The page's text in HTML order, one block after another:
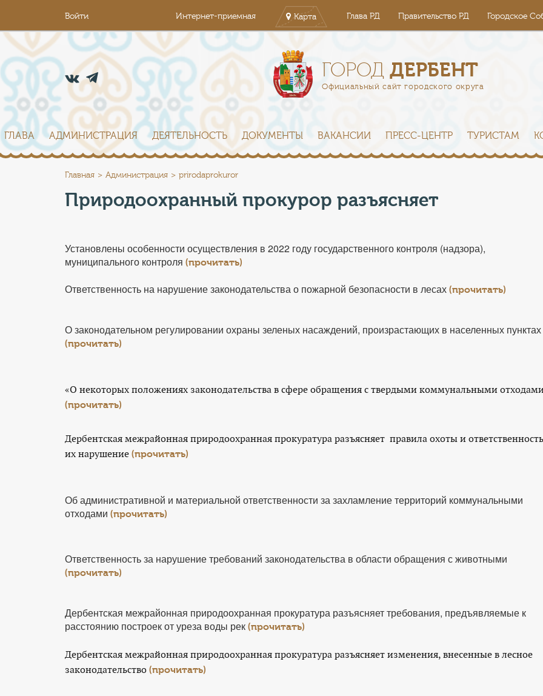
Войти Интернет-приемная Карта Глава РД Правительство РД Городское
ГОРОДДЕРБЕНТ
Официальный сайт городского округа
ГЛАВА АДМИНИСТРАЦИЯ ДЕЯТЕЛЬНОСТЬ ДОКУМЕНТЫ ВАКАНСИИ ПРЕСС-ЦЕНТР ТУРИСТАМ
Главная Администрация prirodaprokuror
Природоохранный прокурор разъясняет
Установлены особенности осуществления в 2022 году государственного контроля (надзора),
муниципального контроля (прочитать)
Ответственность на нарушение законодательства о пожарной безопасности в лесах (прочитать)
О законодательном регулировании охраны зеленых насаждений, произрастающих в населенных пунктах
(прочитать)
«О некоторых положениях законодательства в сфере обращения с твердыми коммунальными
(прочитать)
Дербентская межрайонная природоохранная прокуратура разъясняет правила охоты и
их нарушение (прочитать)
Об административной и материальной ответственности за захламление территорий коммунальными
отходами (прочитать)
Ответственность за нарушение требований законодательства в области обращения с животными
(прочитать)
Дербентская межрайонная природоохранная прокуратура разъясняет требования, предъявляемые к
расстоянию построек от уреза воды рек (прочитать)
Дербентская межрайонная природоохранная прокуратура разъясняет изменения, внесенные в лесное
законодательство (прочитать)